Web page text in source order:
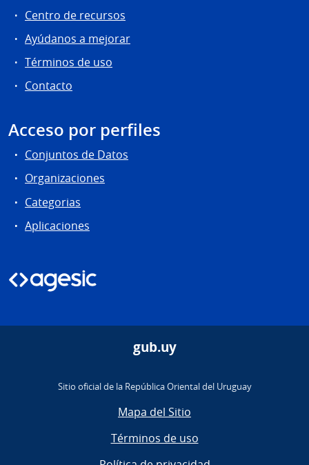
Centro de recursos
Ayúdanos a mejorar
Términos de uso
Contacto
Acceso por perfiles
Conjuntos de Datos
Organizaciones
Categorias
Aplicaciones
gub.uy
Sitio oficial de la República Oriental del Uruguay
Mapa del Sitio
Términos de uso